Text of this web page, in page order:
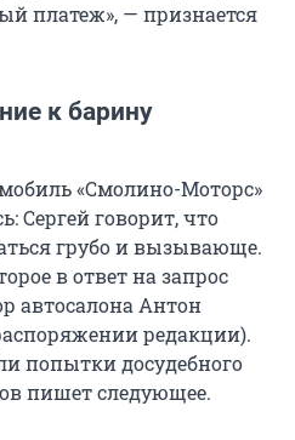
платеж», — признается
к барину
«Смолино-Моторс»
Сергей говорит, что
грубо и вызывающе.
в ответ на запрос
автосалона Антон
редакции).
попытки досудебного
пишет следующее.